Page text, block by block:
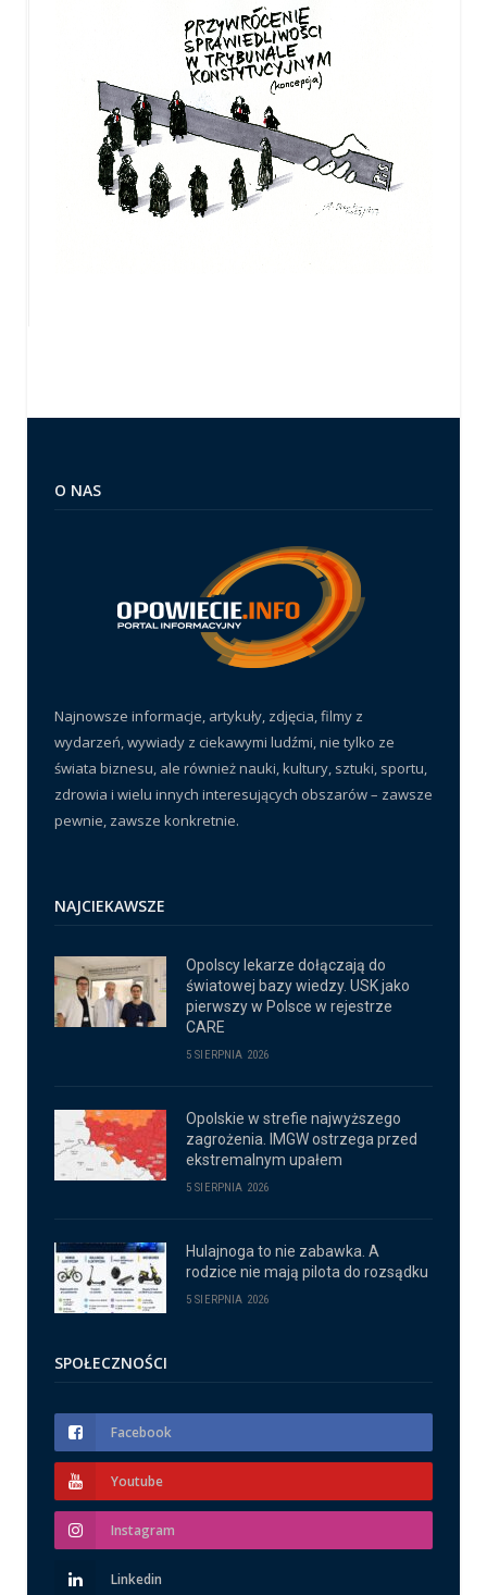
O NAS
Najnowsze informacje, artykuły, zdjęcia, filmy z
wydarzeń, wywiady z ciekawymi ludźmi, nie tylko ze
świata biznesu, ale również nauki, kultury, sztuki, sportu,
zdrowia i wielu innych interesujących obszarów – zawsze
pewnie, zawsze konkretnie.
NAJCIEKAWSZE
Opolscy lekarze dołączają do
światowej bazy wiedzy. USK jako
pierwszy w Polsce w rejestrze
CARE
5 SIERPNIA 2026
Opolskie w strefie najwyższego
zagrożenia. IMGW ostrzega przed
ekstremalnym upałem
5 SIERPNIA 2026
Hulajnoga to nie zabawka. A
rodzice nie mają pilota do rozsądku
5 SIERPNIA 2026
SPOŁECZNOŚCI
Facebook
Youtube
Instagram
Linkedin